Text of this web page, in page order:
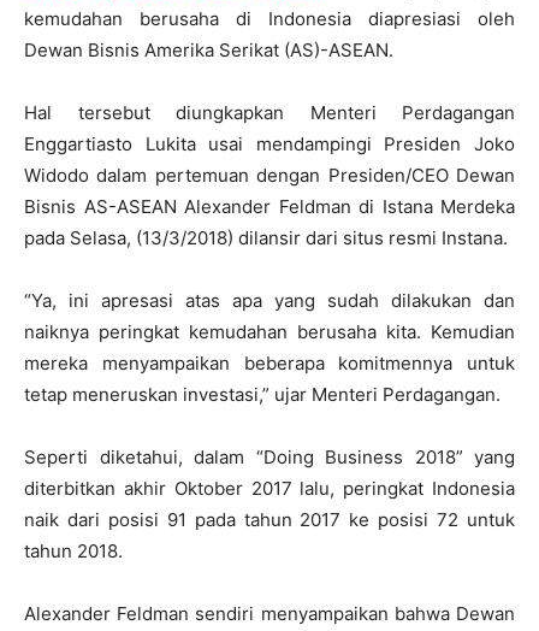
kemudahan berusaha di Indonesia diapresiasi oleh
Dewan Bisnis Amerika Serikat (AS)-ASEAN.
Hal tersebut diungkapkan Menteri Perdagangan
Enggartiasto Lukita usai mendampingi Presiden Joko
Widodo dalam pertemuan dengan Presiden/CEO Dewan
Bisnis AS-ASEAN Alexander Feldman di Istana Merdeka
pada Selasa, (13/3/2018) dilansir dari situs resmi Instana.
“Ya, ini apresasi atas apa yang sudah dilakukan dan
naiknya peringkat kemudahan berusaha kita. Kemudian
mereka menyampaikan beberapa komitmennya untuk
tetap meneruskan investasi,” ujar Menteri Perdagangan.
Seperti diketahui, dalam “Doing Business 2018” yang
diterbitkan akhir Oktober 2017 lalu, peringkat Indonesia
naik dari posisi 91 pada tahun 2017 ke posisi 72 untuk
tahun 2018.
Alexander Feldman sendiri menyampaikan bahwa Dewan